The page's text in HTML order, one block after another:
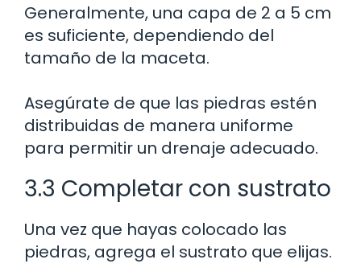
Generalmente, una capa de 2 a 5 cm
es suficiente, dependiendo del
tamaño de la maceta.
Asegúrate de que las piedras estén
distribuidas de manera uniforme
para permitir un drenaje adecuado.
3.3 Completar con sustrato
Una vez que hayas colocado las
piedras, agrega el sustrato que elijas.